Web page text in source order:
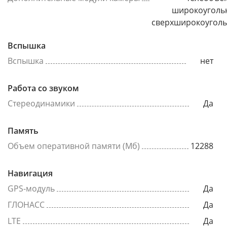
Вспышка
Вспышка
нет
Работа со звуком
Стереодинамики
Да
Память
Объем оперативной памяти (Мб)
12288
Навигация
GPS-модуль
Да
ГЛОНАСС
Да
LTE
Да